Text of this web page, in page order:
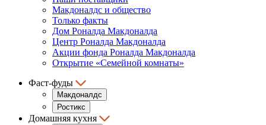
Макдоналдс и общество
Только факты
Дом Роналда Макдоналда
Центр Роналда Макдоналда
Акции фонда Роналда Макдоналда
Открытие «Семейной комнаты»
Фаст-фуды
Макдоналдс
Ростикс
Домашняя кухня